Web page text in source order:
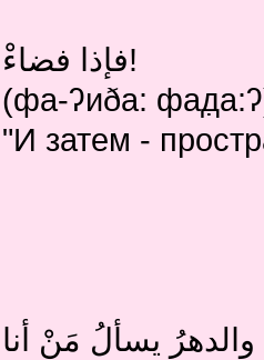
فإذا فضاءْ!
(фа-ʔиðа:
"И затем -
والدهرُ يسألُ مَنْ أنا